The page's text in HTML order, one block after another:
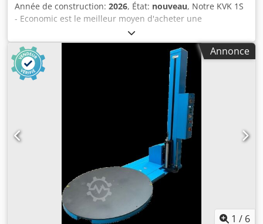
Année de construction: 2026, État: nouveau, Notre KVK 1S
- Economic est le meilleur moyen d'acheter une
banderoleuse semi-automatique. Seules la mise en place
et la séparation du film doivent encore être effectuées
manuellement sur cette banderoleuse. Le modèle est
stable avec un poids de 600 kg et conçu pour des charges
allant jusqu'à 1500 kg. La KVK 1S Economic dispose d'un
plateau tournant de 1500 mm et peut banderoler des
palettes jusqu'à 2250 mm de hauteur. Avec des vitesses
réglables du plateau tournant et du chariot de film, ainsi
que le frein mécanique vous pouvez adapter le
banderolage automatique à votre produit. La
reconnaissance automatique de vos palettes va de soi, tout
comme les banderolages de tête et de pied réglables. Vous
disposez de programmes pour le banderolage
"uniquement en haut", "en haut et en bas" (banderolage
croisé) et "étanche à la pluie". Si nécessaire, l'enrouleuse
peut également être commandée manuellement. Si
Annonce
1 / 6